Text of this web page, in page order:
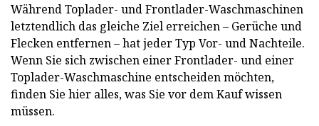
Während Toplader- und Frontlader-Waschmaschinen
letztendlich das gleiche Ziel erreichen – Gerüche und
Flecken entfernen – hat jeder Typ Vor- und Nachteile.
Wenn Sie sich zwischen einer Frontlader- und einer
Toplader-Waschmaschine entscheiden möchten,
finden Sie hier alles, was Sie vor dem Kauf wissen
müssen.